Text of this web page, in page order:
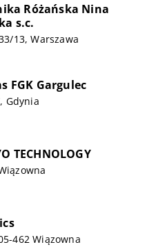
Różańska Nina
s.c.
13, Warszawa
FGK Gargulec
Gdynia
TECHNOLOGY
462 Wiązowna